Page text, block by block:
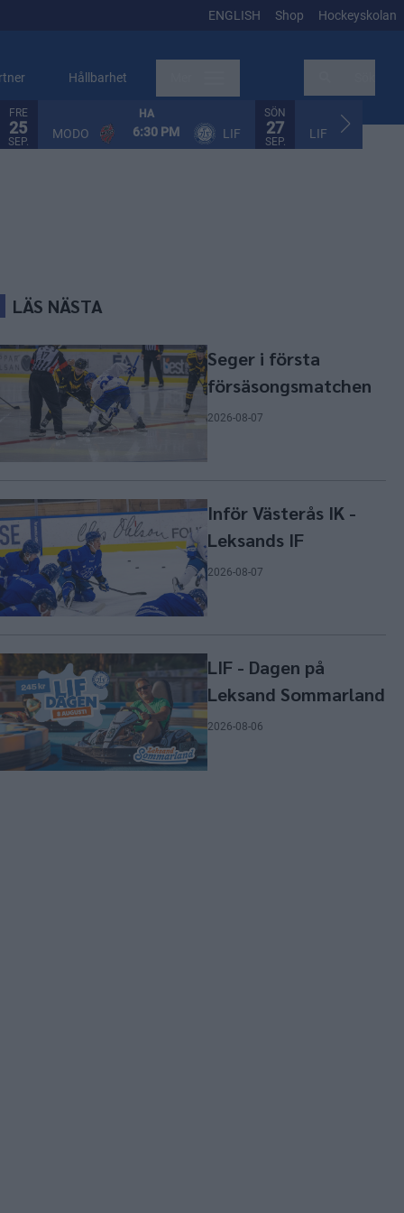
ENGLISH Shop Hockeyskolan
Hållbarhet
FRE
25
SEP.
HA
MODO 6:30 PM LIF
SÖN
27
SEP.
LIF
LÄS NÄSTA
Seger i första
försäsongsmatchen
2026-08-07
Inför Västerås IK -
Leksands IF
2026-08-07
LIF - Dagen på
Leksand Sommarland
2026-08-06